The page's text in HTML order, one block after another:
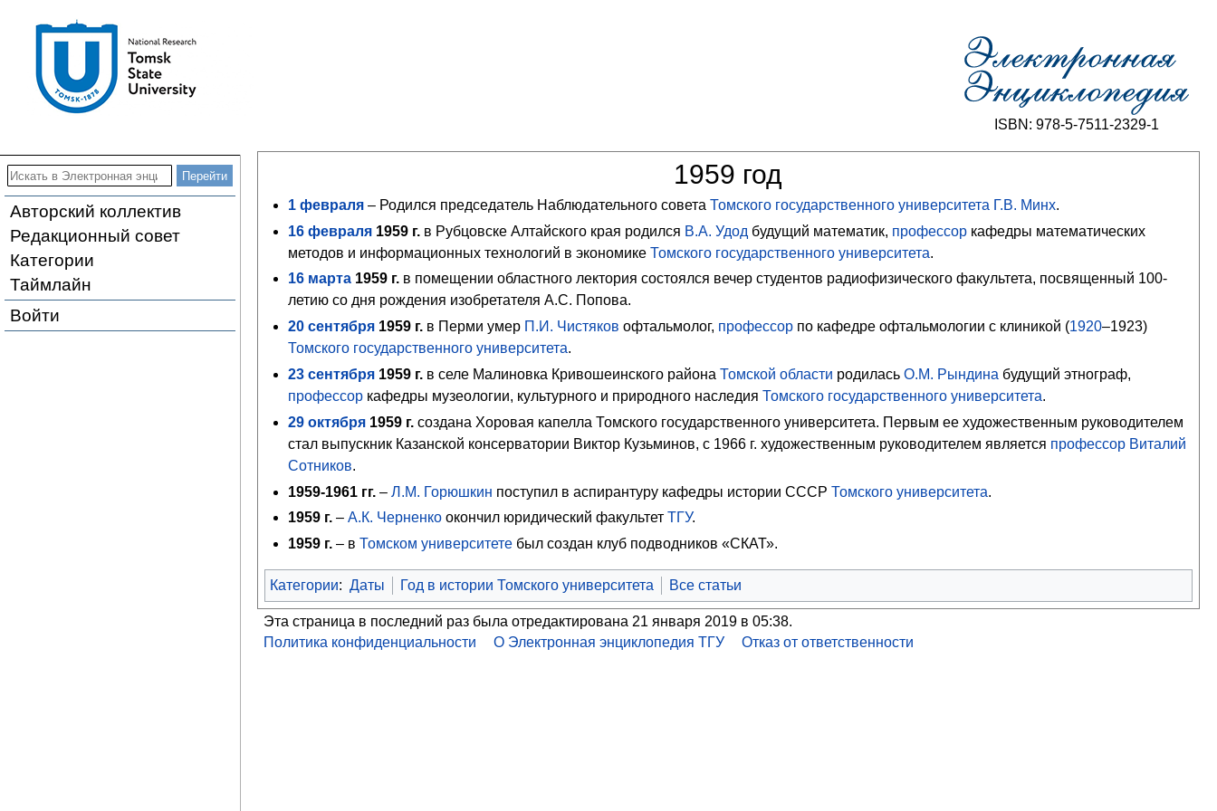
ISBN: 978-5-7511-2329-1
Авторский коллектив
Редакционный совет
Категории
Таймлайн
Войти
1959 год
1 февраля– Родился председатель Наблюдательного совета Томского государственного университета Г.В. Минх.
16 февраля 1959г.в Рубцовске Алтайского края родился В.А. Удод будущий математик, профессоркафедры математических
методов и информационных технологий в экономике Томского государственного университета.
16 марта 1959г.в помещении областного лектория состоялся вечер студентов радиофизического факультета, посвященный 100-
летию со дня рождения изобретателя А.С. Попова.
20 сентября 1959г.в Перми умер П.И. Чистяков офтальмолог, профессорпо кафедре офтальмологии с клиникой (1920–1923)
Томского государственного университета.
23 сентября 1959г.в селе Малиновка Кривошеинского района Томской области родилась О.М. Рындина будущий этнограф,
профессоркафедры музеологии, культурного и природного наследия Томского государственного университета.
29 октября 1959г.создана Хоровая капелла Томского государственного университета. Первым ее художественным руководителем
стал выпускник Казанской консерватории Виктор Кузьминов, с 1966 г. художественным руководителем является профессор Виталий
Сотников.
1959-1961 гг.– Л.М. Горюшкин поступил в аспирантуру кафедры истории СССР Томского университета.
1959 г.– А.К. Черненкоокончил юридический факультет ТГУ.
1959г.– в Томском университетебыл создан клуб подводников «СКАТ».
Категории: Даты Год в истории Томского университета Все статьи
Эта страница в последний раз была отредактирована 21 января 2019 в 05:38.
Политика конфиденциальности
О Электронная энциклопедия ТГУ Отказ от ответственности